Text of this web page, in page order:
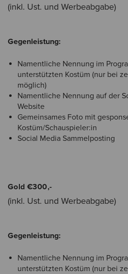
(inkl. Ust. und Werbeabgabe)
Gegenleistung:
Namentliche Nennung im
unterstützten Kostüm (nur bei
möglich)
Namentliche Nennung auf der
Website
Gemeinsames Foto mit
Kostüm/Schauspieler:in
Social Media Sammelposting
Gold €300,-
(inkl. Ust. und Werbeabgabe)
Gegenleistung:
Namentliche Nennung im
unterstützten Kostüm (nur bei